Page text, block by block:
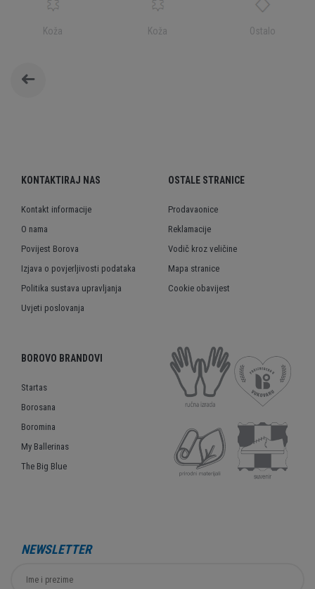
Koža Koža Ostalo
KONTAKTIRAJ NAS
Kontakt informacije
O nama
Povijest Borova
Izjava o povjerljivosti podataka
Politika sustava upravljanja
Uvjeti poslovanja
OSTALE STRANICE
Prodavaonice
Reklamacije
Vodič kroz veličine
Mapa stranice
Cookie obavijest
BOROVO BRANDOVI
Startas
Borosana
Boromina
My Ballerinas
The Big Blue
NEWSLETTER